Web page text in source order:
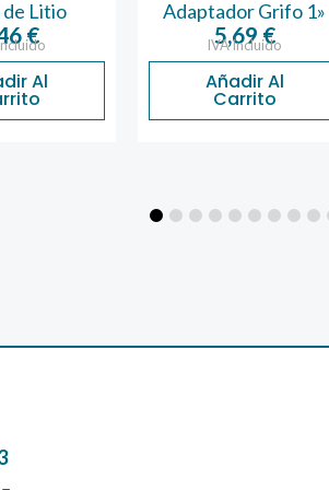
Grifo 1»
€
Al
Adaptador Grifo 3/4
3,79€
IVA incluido
Añadir Al
Carrito